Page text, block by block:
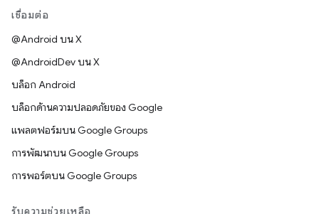
เชื่อมต่อ
@Android บน X
@AndroidDev บน X
บล็อก Android
บล็อกด้านความปลอดภัยของ Google
แพลตฟอร์มบน Google Groups
การพัฒนาบน Google Groups
การพอร์ตบน Google Groups
รับความช่วยเหลือ